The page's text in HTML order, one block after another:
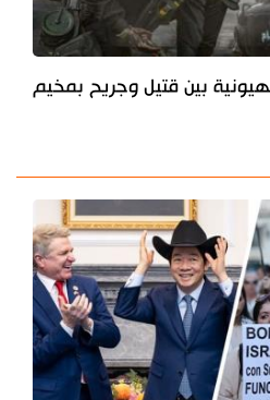
بين قتيل وجريح بمخيم